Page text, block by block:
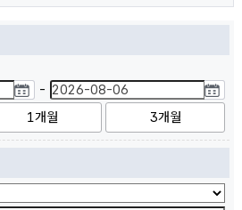
-
1개월 3개월